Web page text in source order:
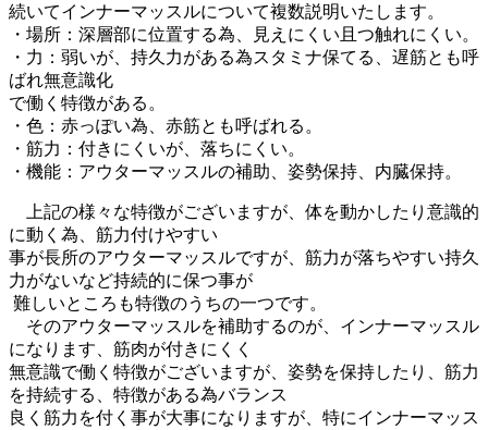
続いてインナーマッスルについて複数説明いたします。
・場所：深層部に位置する為、見えにくい且つ触れにくい。
・力：弱いが、持久力がある為スタミナ保てる、遅筋とも呼
ばれ無意識化
で働く特徴がある。
・色：赤っぽい為、赤筋とも呼ばれる。
・筋力：付きにくいが、落ちにくい。
・機能：アウターマッスルの補助、姿勢保持、内臓保持。
上記の様々な特徴がございますが、体を動かしたり意識的
に動く為、筋力付けやすい
事が長所のアウターマッスルですが、筋力が落ちやすい持久
力がないなど持続的に保つ事が
難しいところも特徴のうちの一つです。
そのアウターマッスルを補助するのが、インナーマッスル
になります、筋肉が付きにくく
無意識で働く特徴がございますが、姿勢を保持したり、筋力
を持続する、特徴がある為バランス
良く筋力を付く事が大事になりますが、特にインナーマッス